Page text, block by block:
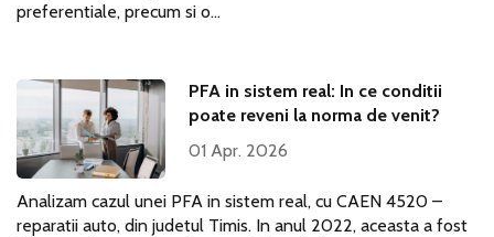
preferentiale, precum si o...
PFA in sistem real: In ce conditii
poate reveni la norma de venit?
01 Apr. 2026
Analizam cazul unei PFA in sistem real, cu CAEN 4520 –
reparatii auto, din judetul Timis. In anul 2022, aceasta a fost